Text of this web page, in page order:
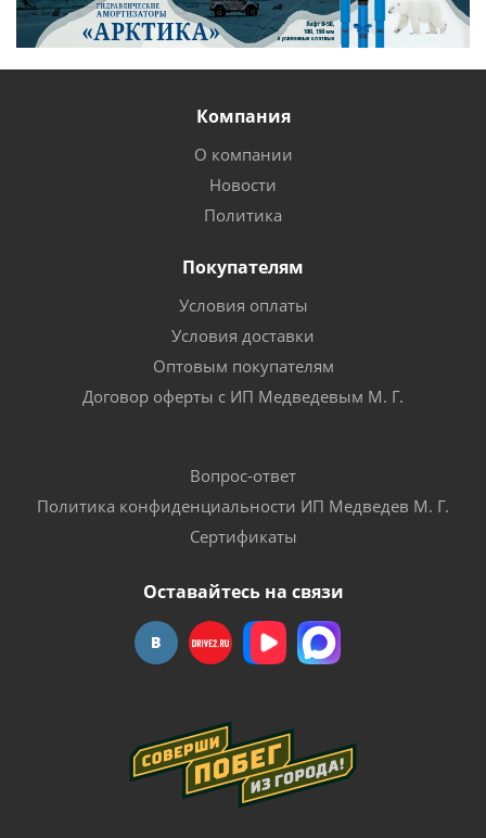
Компания
О компании
Новости
Политика
Покупателям
Условия оплаты
Условия доставки
Оптовым покупателям
Договор оферты с ИП Медведевым М. Г.
Вопрос-ответ
Политика конфиденциальности ИП Медведев М. Г.
Сертификаты
Оставайтесь на связи